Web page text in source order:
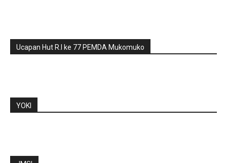
Ucapan Hut R.I ke 77 PEMDA Mukomuko
YOKI